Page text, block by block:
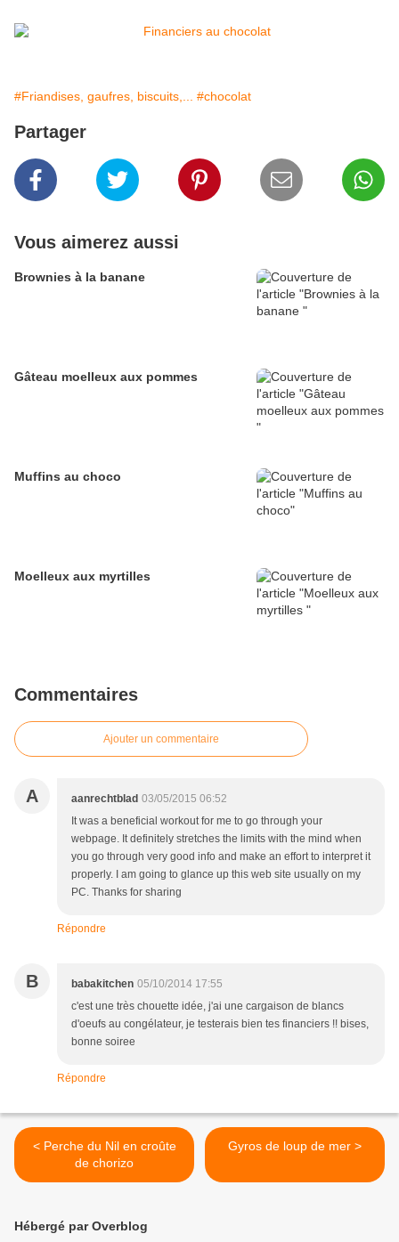
#Friandises, gaufres, biscuits,... #chocolat
Partager
Vous aimerez aussi
Brownies à la banane
Gâteau moelleux aux pommes
Muffins au choco
Moelleux aux myrtilles
Commentaires
Ajouter un commentaire
A aanrechtblad 03/05/2015 06:52
It was a beneficial workout for me to go through your
webpage. It definitely stretches the limits with the mind when
you go through very good info and make an effort to interpret it
properly. I am going to glance up this web site usually on my
PC. Thanks for sharing
Répondre
B babakitchen 05/10/2014 17:55
c'est une très chouette idée, j'ai une cargaison de blancs
d'oeufs au congélateur, je testerais bien tes financiers !! bises,
bonne soiree
Répondre
< Perche du Nil en croûte
de chorizo
Gyros de loup de mer >
Hébergé par Overblog